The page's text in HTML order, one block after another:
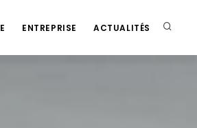
ENTREPRISE ACTUALITÉS